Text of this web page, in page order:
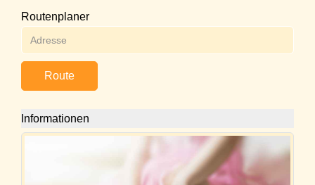
Routenplaner
Route
Informationen